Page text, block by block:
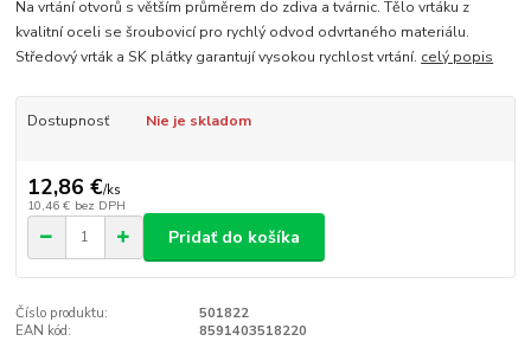
Na vrtání otvorů s větším průměrem do zdiva a tvárnic. Tělo vrtáku z
kvalitní oceli se šroubovicí pro rychlý odvod odvrtaného materiálu.
Středový vrták a SK plátky garantují vysokou rychlost vrtání. celý popis
Dostupnosť Nie je skladom
12,86 €/ks
10,46 € bez DPH
Pridať do košíka
Číslo produktu:
501822
EAN kód:
8591403518220